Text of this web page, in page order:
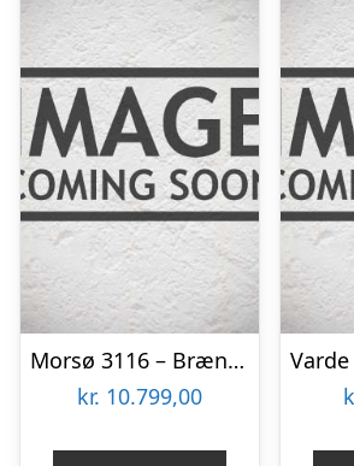
Morsø 3116 – Brændeovn
kr. 10.799,00